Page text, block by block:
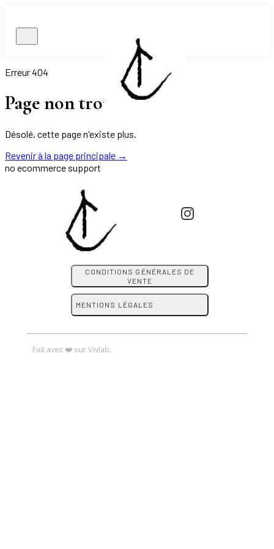
Erreur 404
Page non trouvée.
Désolé, cette page n'existe plus.
Revenir à la page principale →
no ecommerce support
CONDITIONS GÉNÉRALES DE
VENTE
MENTIONS LÉGALES
Fait avec ❤️ sur Vivlab.